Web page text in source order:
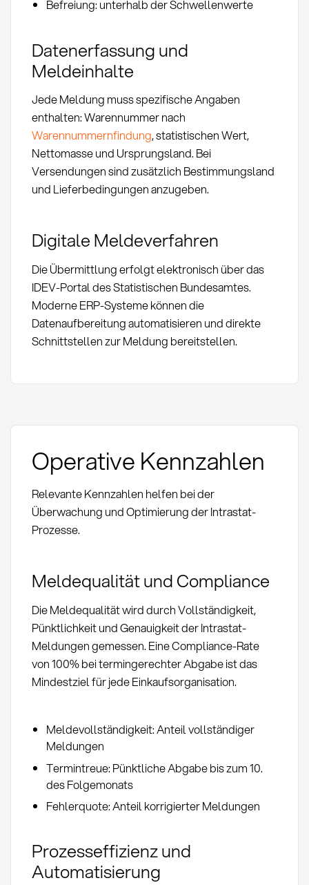
Befreiung: unterhalb der Schwellenwerte
Datenerfassung und
Meldeinhalte
Jede Meldung muss spezifische Angaben
enthalten: Warennummer nach
Warennummernfindung, statistischen Wert,
Nettomasse und Ursprungsland. Bei
Versendungen sind zusätzlich Bestimmungsland
und Lieferbedingungen anzugeben.
Digitale Meldeverfahren
Die Übermittlung erfolgt elektronisch über das
IDEV-Portal des Statistischen Bundesamtes.
Moderne ERP-Systeme können die
Datenaufbereitung automatisieren und direkte
Schnittstellen zur Meldung bereitstellen.
Operative Kennzahlen
Relevante Kennzahlen helfen bei der
Überwachung und Optimierung der Intrastat-
Prozesse.
Meldequalität und Compliance
Die Meldequalität wird durch Vollständigkeit,
Pünktlichkeit und Genauigkeit der Intrastat-
Meldungen gemessen. Eine Compliance-Rate
von 100% bei termingerechter Abgabe ist das
Mindestziel für jede Einkaufsorganisation.
Meldevollständigkeit: Anteil vollständiger
Meldungen
Termintreue: Pünktliche Abgabe bis zum 10.
des Folgemonats
Fehlerquote: Anteil korrigierter Meldungen
Prozesseffizienz und
Automatisierung